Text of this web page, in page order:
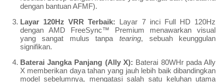
dengan bantuan AFMF).
Layar 120Hz VRR Terbaik: Layar 7 inci Full HD 120Hz
dengan AMD FreeSync™ Premium menawarkan visual
yang sangat mulus tanpatearing, sebuah keunggulan
signifikan.
Baterai Jangka Panjang (Ally X): Baterai 80WHr pada Ally
X memberikan daya tahan yang jauh lebih baik dibandingkan
model sebelumnya, mengatasi salah satu keluhan utama